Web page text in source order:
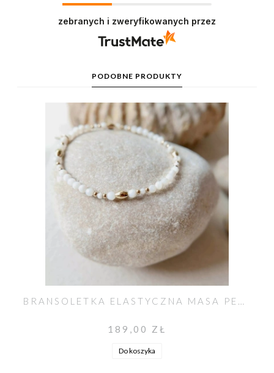
zebranych i zweryfikowanych przez
PODOBNE PRODUKTY
BRANSOLETKA ELASTYCZNA MASA PERŁOWA
189,00 ZŁ
Do koszyka